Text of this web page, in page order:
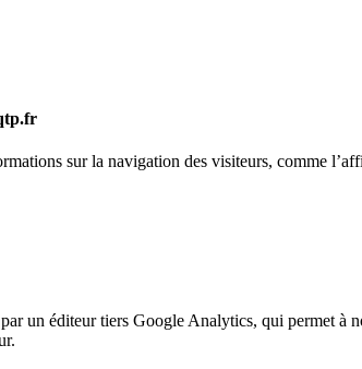
sur la navigation des visiteurs, comme
un éditeur tiers Google Analytics, qui permet à